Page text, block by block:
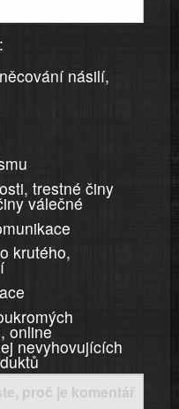
násilí,
trestné činy
válečné
krutého,
online
nevyhovujících